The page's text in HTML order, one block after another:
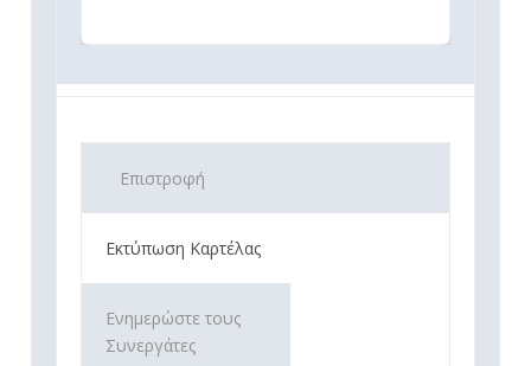
Επιστροφή
Εκτύπωση Καρτέλας
Ενημερώστε τους
Συνεργάτες